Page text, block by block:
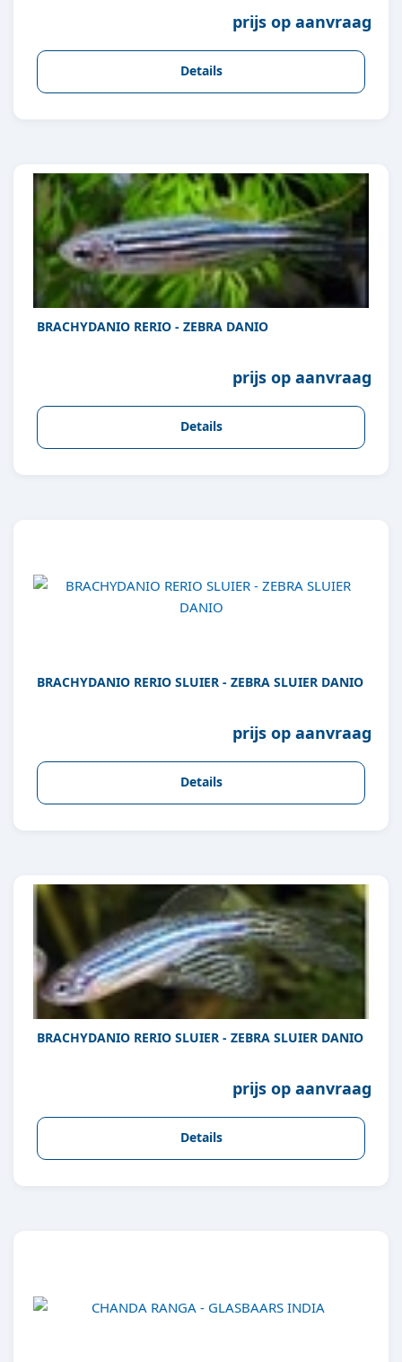
prijs op aanvraag
Details
BRACHYDANIO RERIO - ZEBRA DANIO
prijs op aanvraag
Details
BRACHYDANIO RERIO SLUIER - ZEBRA SLUIER DANIO
prijs op aanvraag
Details
BRACHYDANIO RERIO SLUIER - ZEBRA SLUIER DANIO
prijs op aanvraag
Details